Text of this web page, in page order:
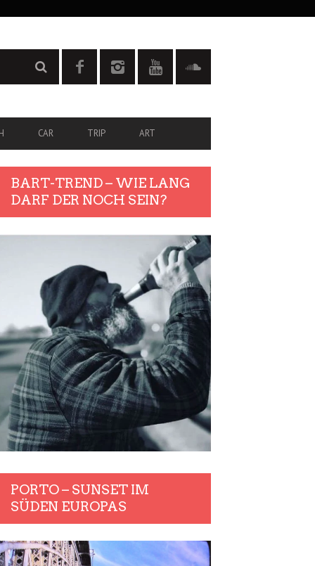
CAR TRIP ART
BART-TREND – WIE LANG
DARF DER NOCH SEIN?
PORTO – SUNSET IM
SÜDEN EUROPAS